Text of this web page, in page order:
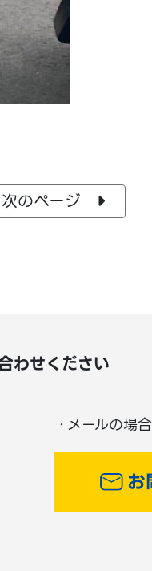
次のページ
わせください
・メールの場合